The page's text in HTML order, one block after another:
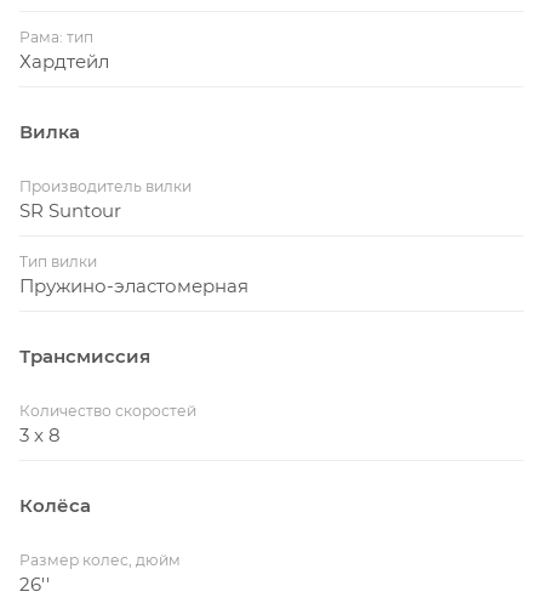
Рама: тип
Хардтейл
Вилка
Производитель вилки
SR Suntour
Тип вилки
Пружино-эластомерная
Трансмиссия
Количество скоростей
3 x 8
Колёса
Размер колес, дюйм
26''